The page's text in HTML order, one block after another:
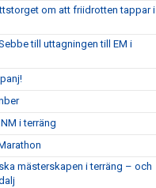
om att friidrotten tappar i
till uttagningen till EM i
i terräng
mästerskapen i terräng – och